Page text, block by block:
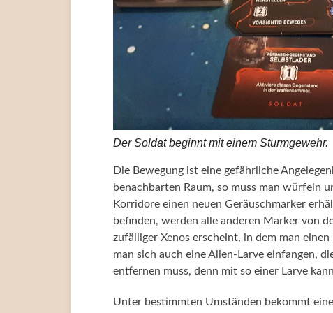
Der Soldat beginnt mit einem Sturmgewehr.
Die Bewegung ist eine gefährliche
benachbarten Raum, so muss man würfeln
Korridore einen neuen Geräuschmarker
befinden, werden alle anderen Marker von
zufälliger Xenos erscheint, in dem man
man sich auch eine Alien-Larve einfangen,
entfernen muss, denn mit so einer Larve
Unter bestimmten Umständen bekommt